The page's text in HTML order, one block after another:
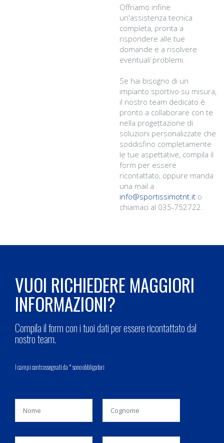
Offriamo infine
un'assistenza tecnica
completa, pronta a
rispondere alle tue
domande e a risolvere
eventuali problemi.
Se hai bisogno di un
impianto sportivo su misura,
il nostro team dedicato è
pronto a collaborare con te
nella progettazione di
soluzioni personalizzate che
soddisfino completamente
le tue aspettative, compila il
form per essere
ricontattato, oppure manda
una mail a
info@sportissimotnt.it o
chiamaci al 035-752722.
VUOI RICHIEDERE MAGGIORI
INFORMAZIONI?
Compila il form con i tuoi dati per essere ricontattato dal
nostro team.
I campi contrassegnati da * sono obbligatori